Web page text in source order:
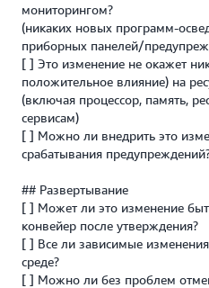
мониторингом?
(никаких новых программ-
приборных панелей/
[ ] Это изменение не окажет
положительное влияние) на
(включая процессор, память,
сервисам)
[ ] Можно ли внедрить это
срабатывания
## Развертывание
[ ] Может ли это изменение
конвейер после утверждения?
[ ] Все ли зависимые
среде?
[ ] Можно ли без проблем